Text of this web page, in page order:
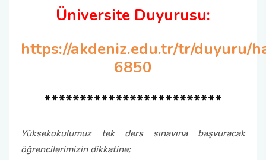
Üniversite Duyurusu:
https://akdeniz.edu.tr/tr/duyuru/
6850
*************************
Yüksekokulumuz tek ders sınavına başvuracak
öğrencilerimizin dikkatine;